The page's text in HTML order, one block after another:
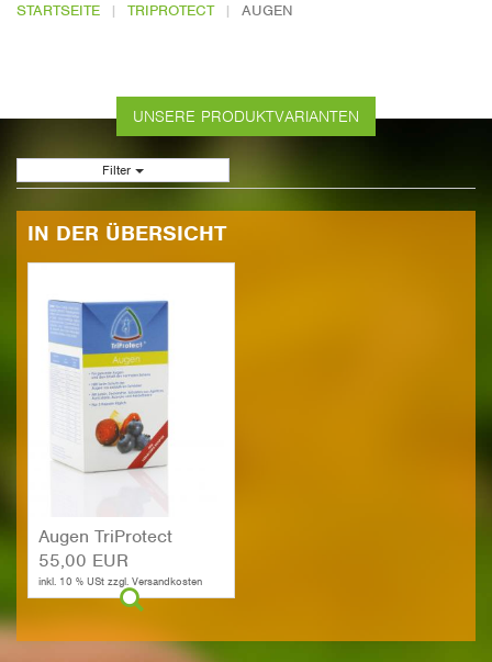
STARTSEITE TRIPROTECT AUGEN
UNSERE PRODUKTVARIANTEN
Filter
IN DER ÜBERSICHT
Augen Tri­Pro­tect
55,00 EUR
inkl. 10 % USt zzgl. Versandkosten